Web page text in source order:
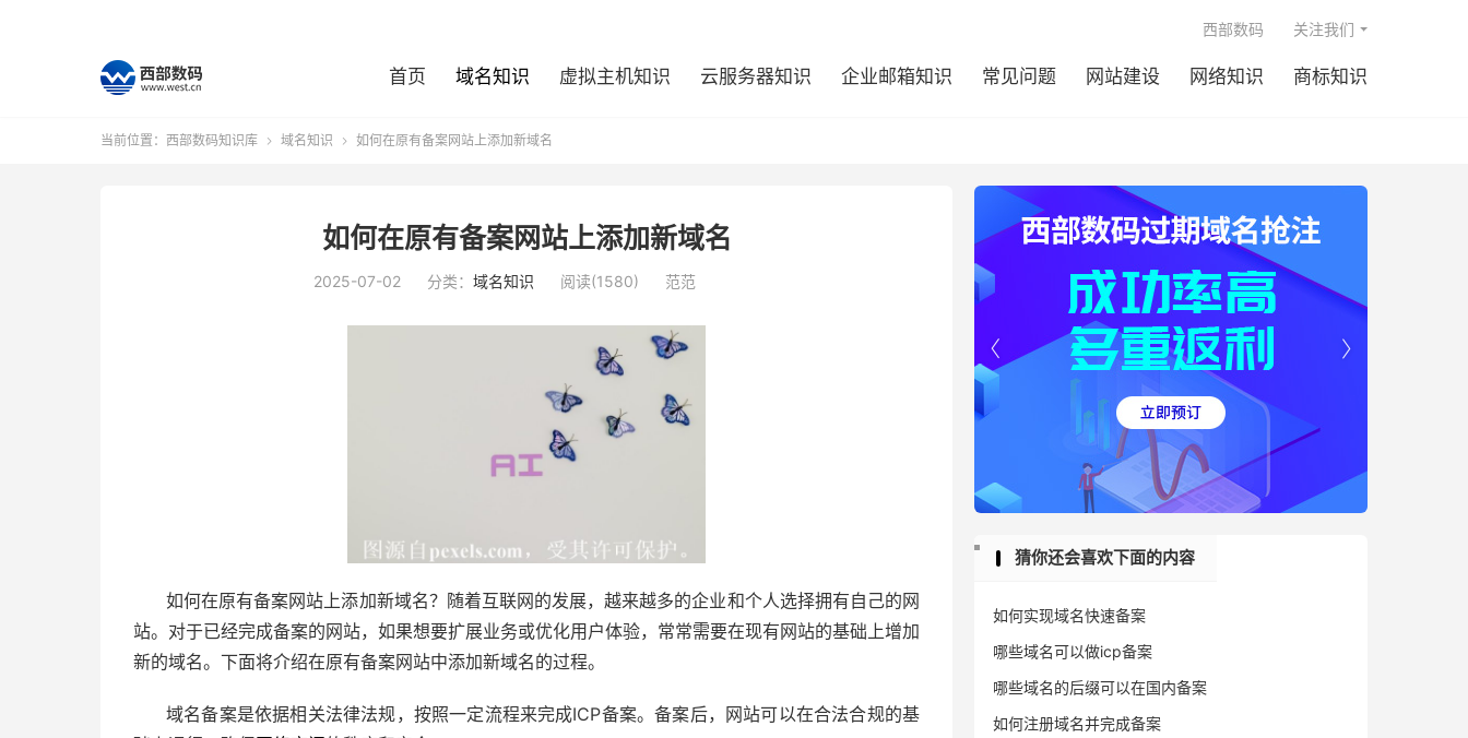
首页 域名知识 虚拟主机知识 云服务器知识 企业邮箱知识 常见问题 网站建设 网络知识 商标知识
西部数码 关注我们
当前位置： 西部数码知识库  域名知识  如何在原有备案网站上添加新域名
如何在原有备案网站上添加新域名
2025-07-02 分类： 域名知识 阅读(1580) 范范
如何在原有备案网站上添加新域名？随着互联网的发展，越来越多的企业和个人选择拥有自己的网
站。对于已经完成备案的网站，如果想要扩展业务或优化用户体验，常常需要在现有网站的基础上增加
新的域名。下面将介绍在原有备案网站中添加新域名的过程。
域名备案是依据相关法律法规，按照一定流程来完成ICP备案。备案后，网站可以在合法合规的基


猜你还会喜欢下面的内容
如何实现域名快速备案
哪些域名可以做icp备案
哪些域名的后缀可以在国内备案
如何注册域名并完成备案